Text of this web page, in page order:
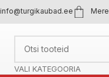
info@turgikaubad.ee
VALI KATEGOORIA